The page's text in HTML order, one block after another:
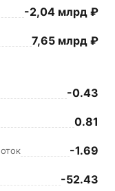
-2,04 млрд ₽
7,65 млрд ₽
-0.43
0.81
-1.69
-52.43